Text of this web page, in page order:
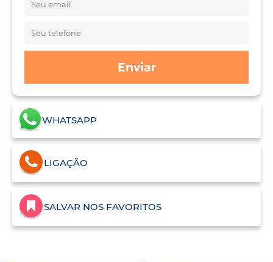
Enviar
WHATSAPP
LIGAÇÃO
SALVAR NOS FAVORITOS